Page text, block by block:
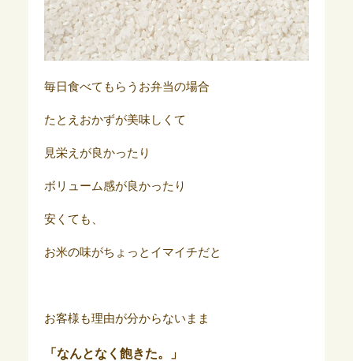
毎日食べてもらうお弁当の場合
たとえおかずが美味しくて
見栄えが良かったり
ボリューム感が良かったり
安くても、
お米の味がちょっとイマイチだと
お客様も理由が分からないまま
「なんとなく飽きた。」